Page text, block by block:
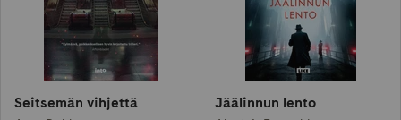
Seitsemän vihjettä Jäälinnun lento